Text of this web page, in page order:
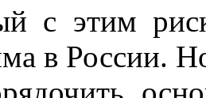
с этим
в России.